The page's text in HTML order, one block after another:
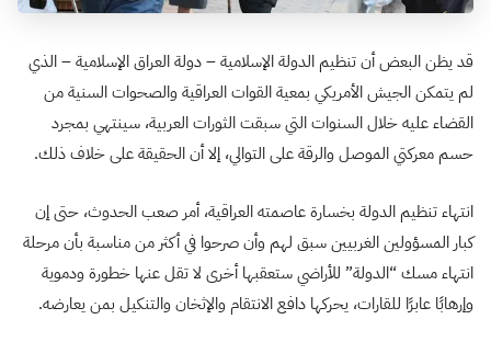
قد يظن البعض أن تنظيم الدولة الإسلامية – دولة العراق الإسلامية – الذي
لم يتمكن الجيش الأمريكي بمعية القوات العراقية والصحوات السنية من
القضاء عليه خلال السنوات التي سبقت الثورات العربية، سينتهي بمجرد
حسم معركتي الموصل والرقة على التوالي، إلا أن الحقيقة على خلاف ذلك.
انتهاء تنظيم الدولة بخسارة عاصمته العراقية، أمر صعب الحدوث، حتى إن
كبار المسؤولين الغربيين سبق لهم وأن صرحوا في أكثر من مناسبة بأن مرحلة
انتهاء مسك “الدولة” للأراضي ستعقبها أخرى لا تقل عنها خطورة ودموية
وإرهابًا عابرًا للقارات، يحركها دافع الانتقام والإثخان والتنكيل بمن يعارضه.